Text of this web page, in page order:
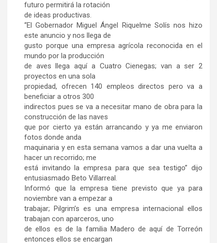
futuro permitirá la rotación
de ideas productivas.
“El Gobernador Miguel Ángel Riquelme Solís nos hizo
este anuncio y nos llega de
gusto porque una empresa agrícola reconocida en el
mundo por la producción
de aves llega aquí a Cuatro Cienegas; van a ser 2
proyectos en una sola
propiedad, ofrecen 140 empleos directos pero va a
beneficiar a otros 300
indirectos pues se va a necesitar mano de obra para la
construcción de las naves
que por cierto ya están arrancando y ya me enviaron
fotos donde anda
maquinaria y en esta semana vamos a dar una vuelta a
hacer un recorrido; me
está invitando la empresa para que sea testigo” dijo
entusiasmado Beto Villarreal.
Informó que la empresa tiene previsto que ya para
noviembre van a empezar a
trabajar; Pilgrim’s es una empresa internacional ellos
trabajan con aparceros, uno
de ellos es de la familia Madero de aquí de Torreón
entonces ellos se encargan